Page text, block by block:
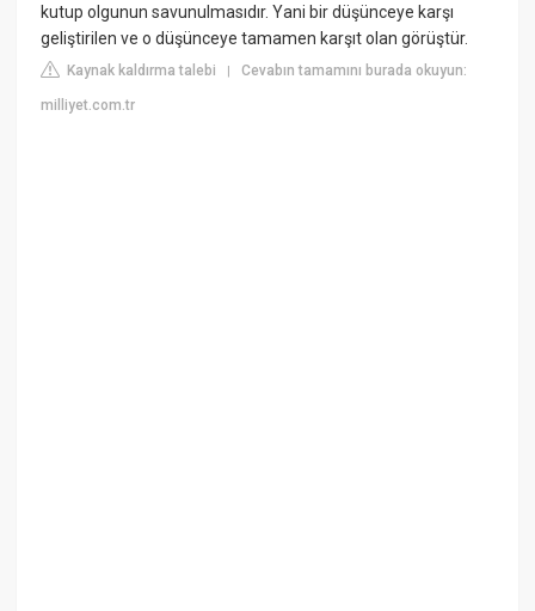
kutup olgunun savunulmasıdır. Yani bir düşünceye karşı
geliştirilen ve o düşünceye tamamen karşıt olan görüştür.
Kaynak kaldırma talebi |Cevabın tamamını burada okuyun:
milliyet.com.tr